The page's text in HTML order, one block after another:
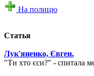
На полицю
Статья
Лук'яненко, Євген.
"Ти хто єси?" - спитала